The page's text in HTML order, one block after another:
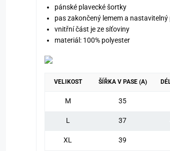
pánské plavecké šortky
pas zakončený lemem a
vnitřní část je ze síťoviny
materiál: 100% polyester
VELIKOST ŠÍŘKA V PASE (A)
M 35
L 37
XL 39